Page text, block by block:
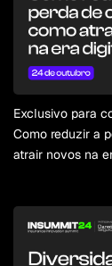
Exclusivo para
Como reduzir a
atrair novos na